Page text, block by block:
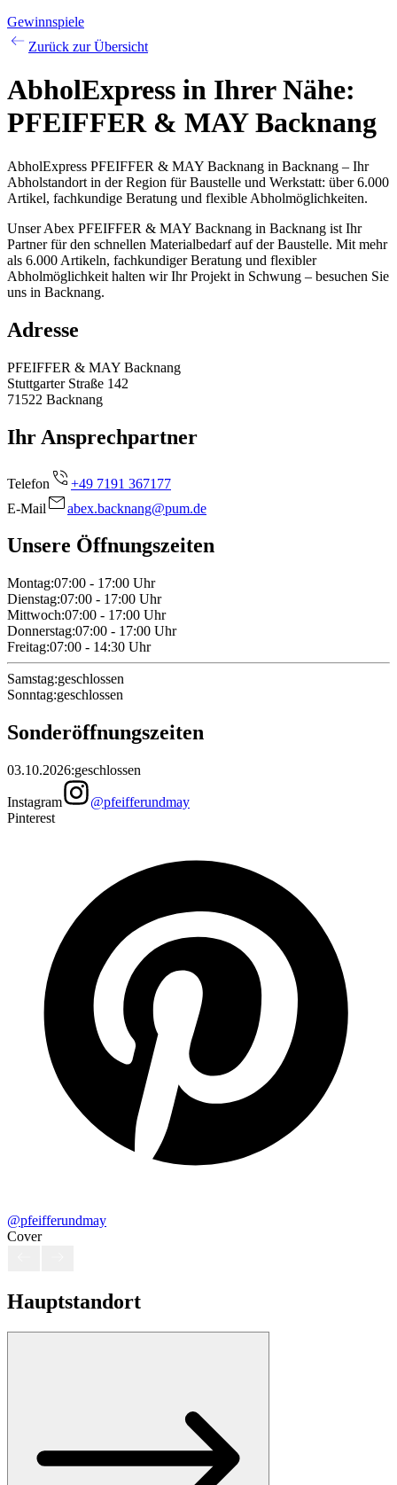
Gewinnspiele
Zurück zur Übersicht
AbholExpress in Ihrer Nähe:
PFEIFFER & MAY Backnang
AbholExpress PFEIFFER & MAY Backnang in Backnang – Ihr
Abholstandort in der Region für Baustelle und Werkstatt: über 6.000
Artikel, fachkundige Beratung und flexible Abholmöglichkeiten.
Unser Abex PFEIFFER & MAY Backnang in Backnang ist Ihr
Partner für den schnellen Materialbedarf auf der Baustelle. Mit mehr
als 6.000 Artikeln, fachkundiger Beratung und flexibler
Abholmöglichkeit halten wir Ihr Projekt in Schwung – besuchen Sie
uns in Backnang.
Adresse
PFEIFFER & MAY Backnang
Stuttgarter Straße 142
71522 Backnang
Ihr Ansprechpartner
Telefon
+49 7191 367177
E-Mail
abex.backnang@pum.de
Unsere Öffnungszeiten
Montag:07:00 - 17:00 Uhr
Dienstag:07:00 - 17:00 Uhr
Mittwoch:07:00 - 17:00 Uhr
Donnerstag:07:00 - 17:00 Uhr
Freitag:07:00 - 14:30 Uhr
Samstag:geschlossen
Sonntag:geschlossen
Sonderöffnungszeiten
03.10.2026:geschlossen
Instagram
@pfeifferundmay
Pinterest
@pfeifferundmay
Cover
Hauptstandort